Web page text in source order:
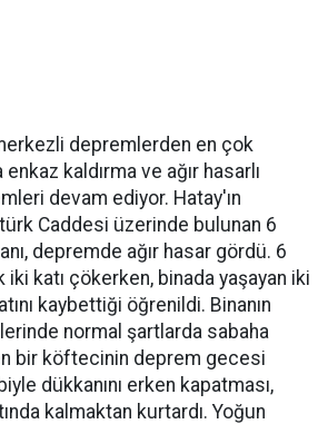
depremlerden en çok
kaldırma ve ağır hasarlı
devam ediyor. Hatay'ın
Caddesi üzerinde bulunan 6
depremde ağır hasar gördü. 6
iki katı çökerken, binada yaşayan iki
kaybettiği öğrenildi. Binanın
normal şartlarda sabaha
bir köftecinin deprem gecesi
dükkanını erken kapatması,
kalmaktan kurtardı. Yoğun